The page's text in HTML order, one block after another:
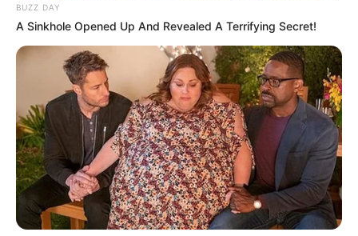
BUZZ DAY
A Sinkhole Opened Up And Revealed A Terrifying Secret!